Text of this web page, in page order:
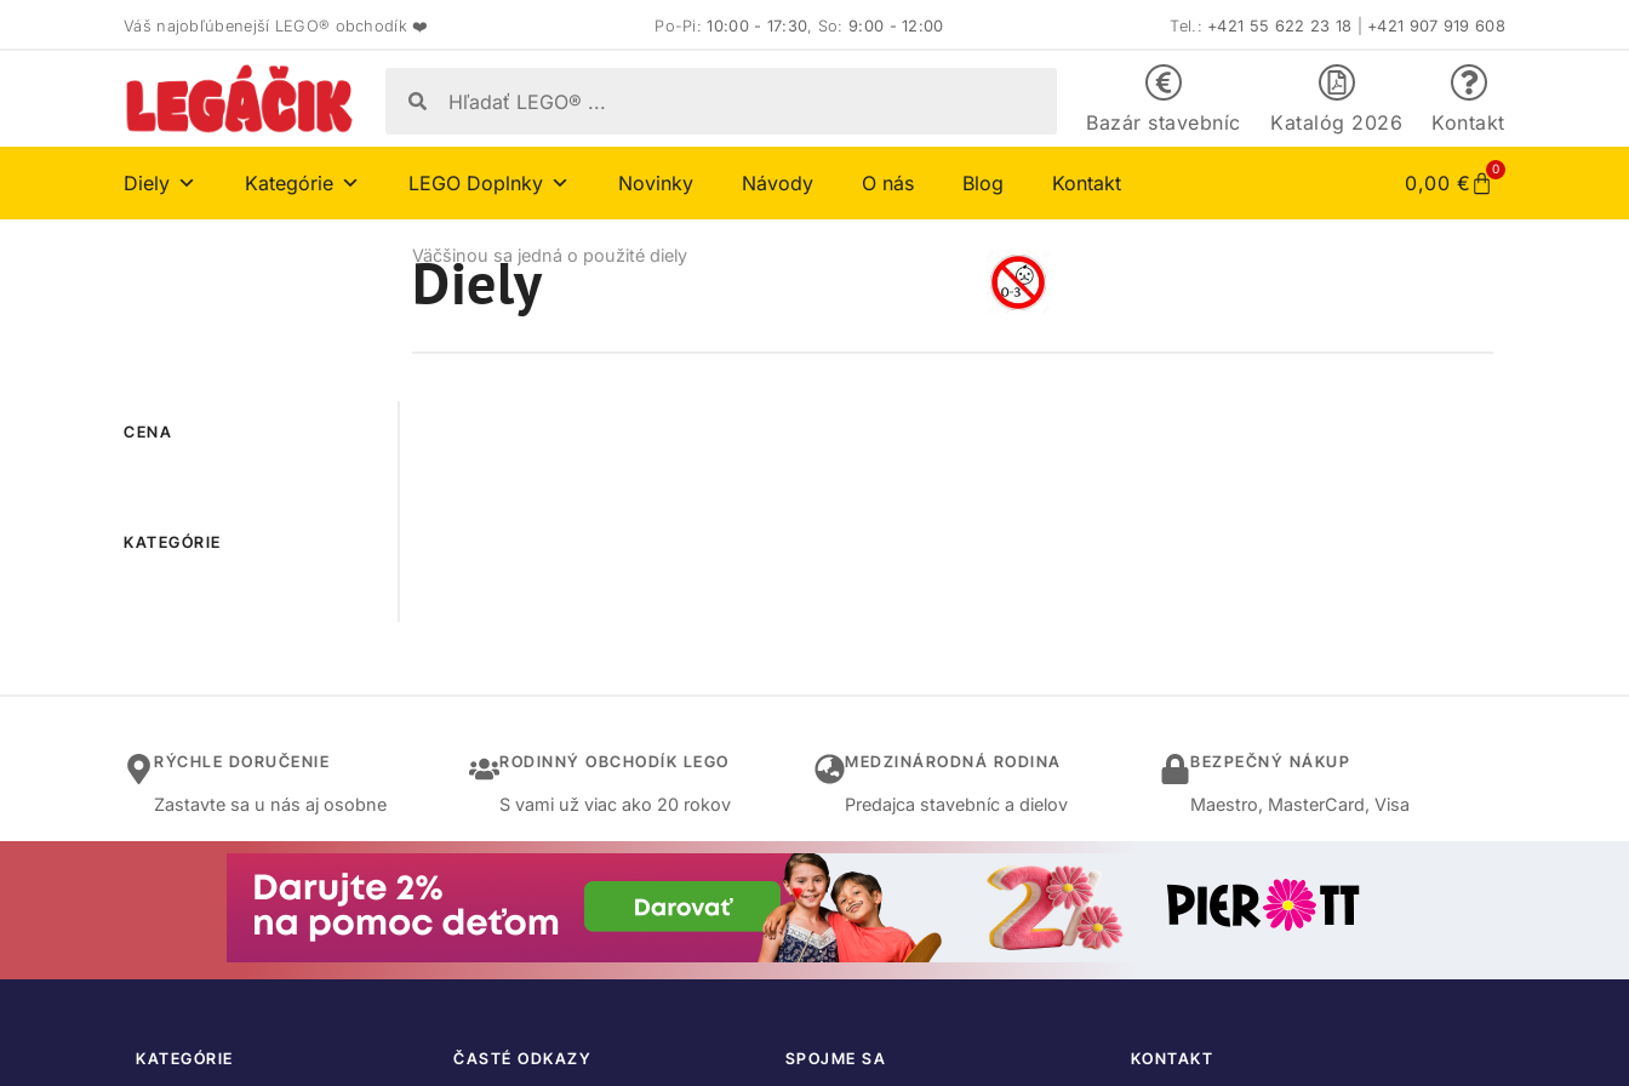
Váš najobľúbenejší LEGO® obchodík ❤️ Po-Pi:10:00 - 17:30, So:9:00 - 12:00 Tel.: +421 55 622 23 18 +421 907 919 608
Bazár stavebníc Katalóg 2026 Kontakt
Diely Kategórie LEGO Doplnky Novinky Návody O nás Blog Kontakt 0,00 €
0
CENA
KATEGÓRIE
Väčšinou sa jedná o použité diely
Diely
RÝCHLE DORUČENIE
Zastavte sa u nás aj osobne
RODINNÝ OBCHODÍK LEGO
S vami už viac ako 20 rokov
MEDZINÁRODNÁ RODINA
Predajca stavebníc a dielov
BEZPEČNÝ NÁKUP
Maestro, MasterCard, Visa
KATEGÓRIE ČASTÉ ODKAZY SPOJME SA KONTAKT